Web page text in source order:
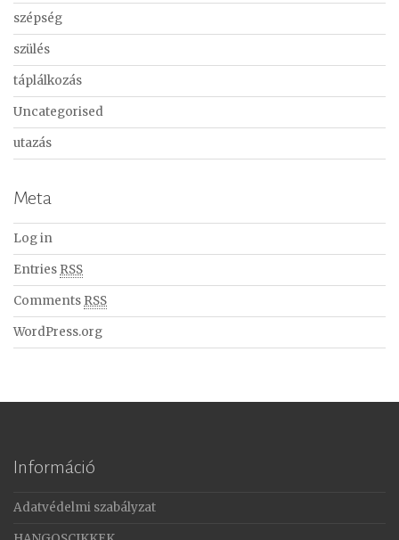
szépség
szülés
táplálkozás
Uncategorised
utazás
Meta
Log in
Entries RSS
Comments RSS
WordPress.org
Információ
Adatvédelmi szabályzat